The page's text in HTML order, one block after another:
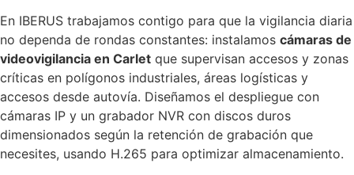
En IBERUS trabajamos contigo para que la vigilancia diaria
no dependa de rondas constantes: instalamos cámaras de
videovigilancia en Carlet que supervisan accesos y zonas
críticas en polígonos industriales, áreas logísticas y
accesos desde autovía. Diseñamos el despliegue con
cámaras IP y un grabador NVR con discos duros
dimensionados según la retención de grabación que
necesites, usando H.265 para optimizar almacenamiento.